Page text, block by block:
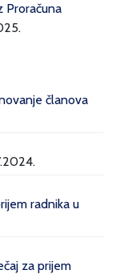
Proračuna
članova
radnika u
za prijem